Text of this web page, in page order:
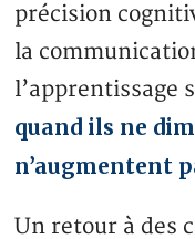
précision
la
l’apprentissage
quand ils ne
n’augmentent
Un retour à des